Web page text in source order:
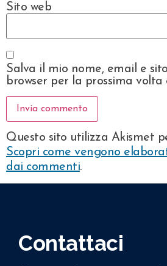
Sito web
Salva il mio nome, email e
browser per la prossima volta
Questo sito utilizza Akismet
Scopri come vengono
dai commenti.
Contattaci